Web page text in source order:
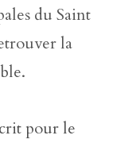
du Saint
la
pour le